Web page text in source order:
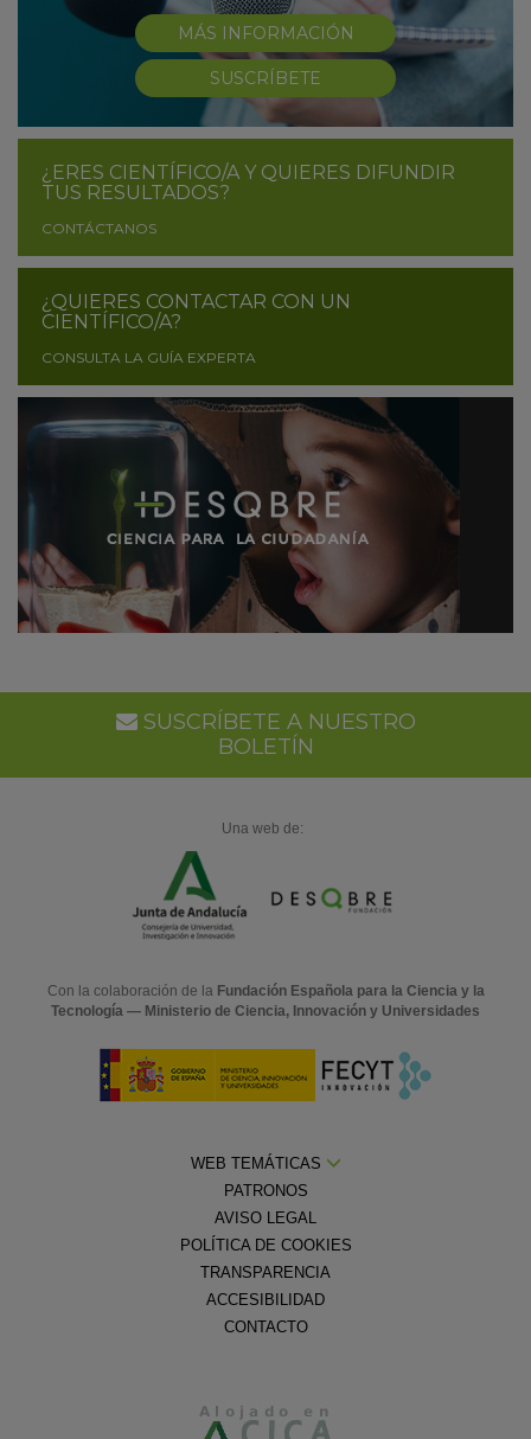
MÁS INFORMACIÓN
SUSCRÍBETE
¿ERES CIENTÍFICO/A Y QUIERES DIFUNDIR
TUS RESULTADOS?
CONTÁCTANOS
¿QUIERES CONTACTAR CON UN
CIENTÍFICO/A?
CONSULTA LA GUÍA EXPERTA
SUSCRÍBETE A NUESTRO
BOLETÍN
Una web de:
Con la colaboración de la Fundación Española para la Ciencia y la
Tecnología — Ministerio de Ciencia, Innovación y Universidades
WEB TEMÁTICAS
PATRONOS
AVISO LEGAL
POLÍTICA DE COOKIES
TRANSPARENCIA
ACCESIBILIDAD
CONTACTO